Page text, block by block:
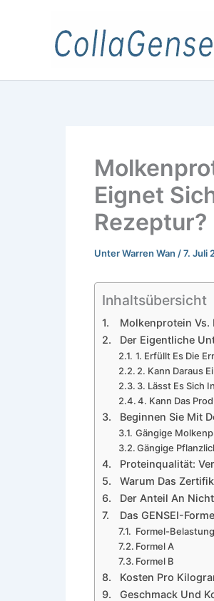
Eignet
Rezeptur?
UnterWarren Wan /7. Juli
Inhaltsübersicht
Molkenprotein Vs.
Der Eigentliche
1. Erfüllt Es Die
2. Kann Daraus
3. Lässt Es Sich
4. Kann Das
Beginnen Sie Mit
Gängige
Gängige
Proteinqualität:
Warum Das
Der Anteil An
Das GENSEI-
Formel-
Formel A
Formel B
Kosten Pro
Geschmack Und